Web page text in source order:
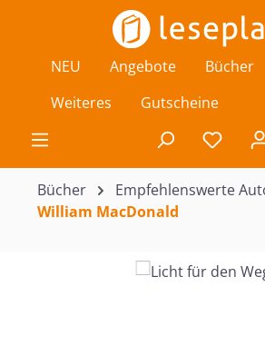
Zum Hauptinhalt springen
NEU Angebote Bücher
Weiteres
Gutscheine
Du
Bücher
Empfehlenswerte
William MacDonald
Bildergalerie überspringen